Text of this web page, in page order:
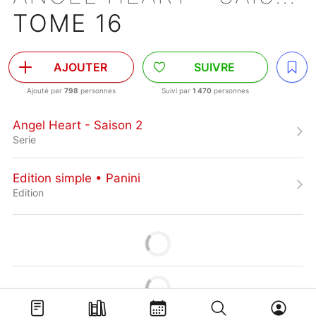
TOME 16
AJOUTER
Ajouté par 798 personnes
SUIVRE
Suivi par 1 470 personnes
Angel Heart - Saison 2
Serie
Edition simple • Panini
Edition